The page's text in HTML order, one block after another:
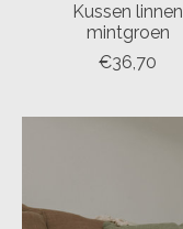
Kussen linnen
mintgroen
€36,70